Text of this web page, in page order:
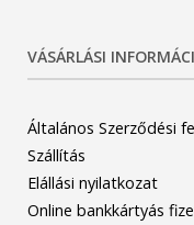
VÁSÁRLÁSI
Általános Szerződési
Szállítás
Elállási nyilatkozat
Online bankkártyás